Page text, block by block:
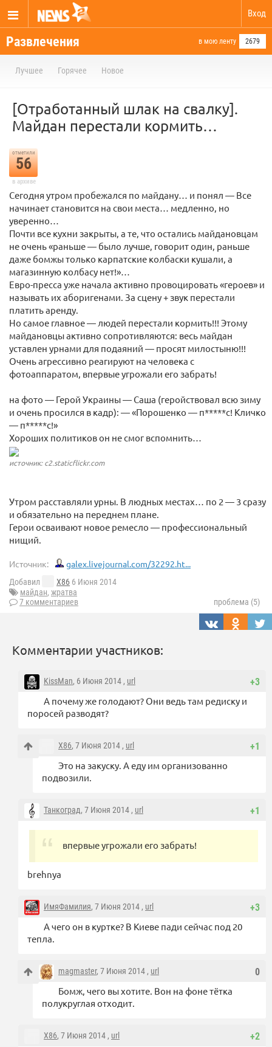
Вход
Развлечения в мою ленту 2679
Лучшее Горячее Новое
[Отработанный шлак на свалку].
Майдан перестали кормить…
отметили
56
в архиве
Сегодня утром пробежался по майдану… и понял — Все
начинает становится на свои места… медленно, но
уверенно…
Почти все кухни закрыты, а те, что остались майдановцам
не очень «раньше — было лучше, говорит один, раньше
даже бомжы только карпатские колбаски кушали, а
магазинную колбасу нет!»…
Евро-пресса уже начала активно провоцировать «героев» и
называть их аборигенами. За сцену + звук перестали
платить аренду.
Но самое главное — людей перестали кормить!!! Этому
майдановцы активно сопротивляются: весь майдан
уставлен урнами для подаяний — просят милостыню!!!
Очень агрессивно реагируют на человека с
фотоаппаратом, впервые угрожали его забрать!
на фото — Герой Украины — Саша (геройствовал всю зиму
и очень просился в кадр): — «Порошенко — п*****с! Кличко
— п*****с!»
Хороших политиков он не смог вспомнить…
источник: c2.staticflickr.com
Утром расставляли урны. В людных местах… по 2 — 3 сразу
и обязательно на переднем плане.
Герои осваивают новое ремесло — профессиональный
нищий.
Источник: galex.livejournal.com/32292.ht...
Добавил X86 6 Июня 2014
майдан, жратва
7 комментариев
проблема (5)
Комментарии участников:
+3
KissMan, 6 Июня 2014 , url
А почему же голодают? Они ведь там редиску и
поросей разводят?
+1
X86, 7 Июня 2014 , url
Это на закуску. А еду им организованно
подвозили.
+1
Танкоград, 7 Июня 2014 , url
впервые угрожали его забрать!
brehnya
+3
ИмяФамилия, 7 Июня 2014 , url
А чего он в куртке? В Киеве пади сейчас под 20
тепла.
0
magmaster, 7 Июня 2014 , url
Бомж, чего вы хотите. Вон на фоне тётка
полукруглая отходит.
+2
X86, 7 Июня 2014 , url